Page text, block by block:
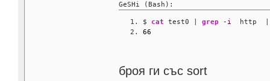
GeSHi (Bash):
$ cat test0 | grep -i http
66
броя ги със sort